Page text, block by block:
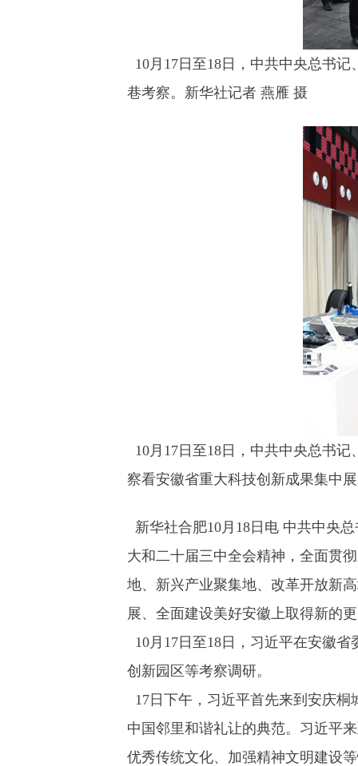
10月17日至18日，中共中央总书
巷考察。新华社记者 燕雁 摄
10月17日至18日，中共中央总书
察看安徽省重大科技创新成果集中
新华社合肥10月18日电 中共中央
大和二十届三中全会精神，全面贯
地、新兴产业聚集地、改革开放新
展、全面建设美好安徽上取得新的
10月17日至18日，习近平在安徽
创新园区等考察调研。
17日下午，习近平首先来到安庆
中国邻里和谐礼让的典范。习近平
优秀传统文化、加强精神文明建设